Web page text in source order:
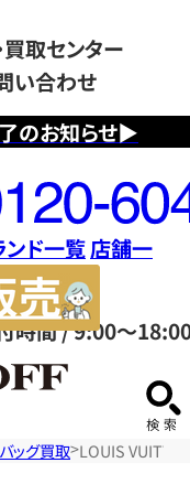
のお知らせ▶
買取センター
い合わせ
時間 / 9:00～
ンド一覧店舗一
サ
ッグ買取 LOUIS